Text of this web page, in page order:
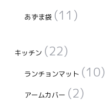
あずま袋 (11)
キッチン (22)
ランチョンマット (10)
アームカバー (2)